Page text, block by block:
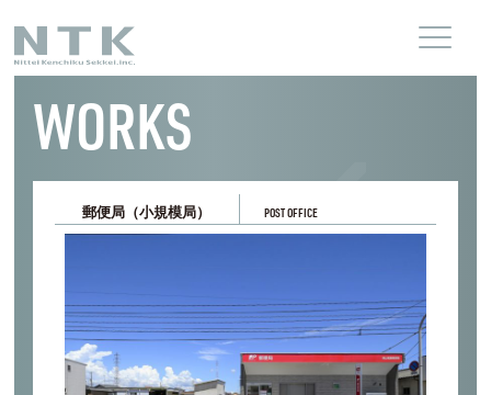
WORKS
郵便局（小規模局） POST OFFICE